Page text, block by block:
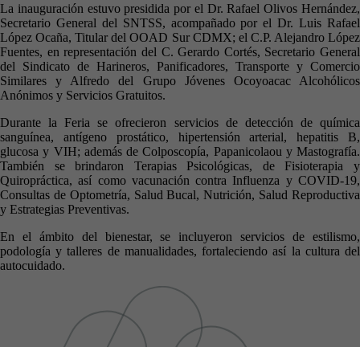
La inauguración estuvo presidida por el Dr. Rafael Olivos Hernández,
Secretario General del SNTSS, acompañado por el Dr. Luis Rafael
López Ocaña, Titular del OOAD Sur CDMX; el C.P. Alejandro López
Fuentes, en representación del C. Gerardo Cortés, Secretario General
del Sindicato de Harineros, Panificadores, Transporte y Comercio
Similares y Alfredo del Grupo Jóvenes Ocoyoacac Alcohólicos
Anónimos y Servicios Gratuitos.
Durante la Feria se ofrecieron servicios de detección de química
sanguínea, antígeno prostático, hipertensión arterial, hepatitis B,
glucosa y VIH; además de Colposcopía, Papanicolaou y Mastografía.
También se brindaron Terapias Psicológicas, de Fisioterapia y
Quiropráctica, así como vacunación contra Influenza y COVID-19,
Consultas de Optometría, Salud Bucal, Nutrición, Salud Reproductiva
y Estrategias Preventivas.
En el ámbito del bienestar, se incluyeron servicios de estilismo,
podología y talleres de manualidades, fortaleciendo así la cultura del
autocuidado.